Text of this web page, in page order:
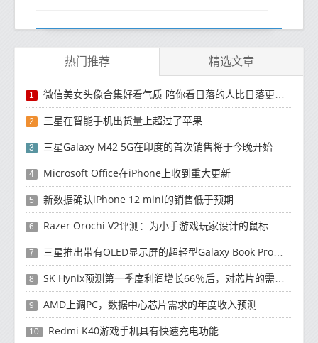
热门推荐 精选文章
1 微信美女头像合集好看气质 陪你看日落的人比日落更浪漫
2 三星在智能手机出货量上超过了苹果
3 三星Galaxy M42 5G在印度的首次销售将于今晚开始
4 Microsoft Office在iPhone上收到重大更新
5 新数据确认iPhone 12 mini的销售低于预期
6 Razer Orochi V2评测：为小手游戏玩家设计的鼠标
7 三星推出带有OLED显示屏的超轻型Galaxy Book Pro和Galaxy Book Pro 360笔记本电脑
8 SK Hynix预测第一季度利润增长66％后，对芯片的需求将增强
9 AMD上调PC，数据中心芯片需求的年度收入预测
10 Redmi K40游戏手机具有快速充电功能